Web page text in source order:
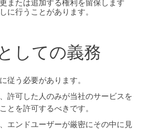
または追加する権利を留保します
に行うことがあります。
しての義務
従う必要があります。
許可した人のみが当社のサービスを
とを許可するべきです。
エンドユーザーが厳密にその中に見